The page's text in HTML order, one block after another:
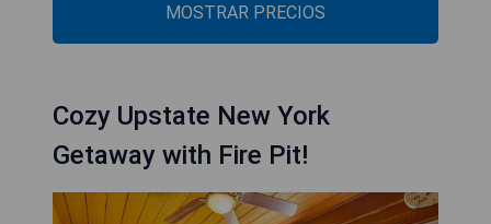
MOSTRAR PRECIOS
Cozy Upstate New York
Getaway with Fire Pit!